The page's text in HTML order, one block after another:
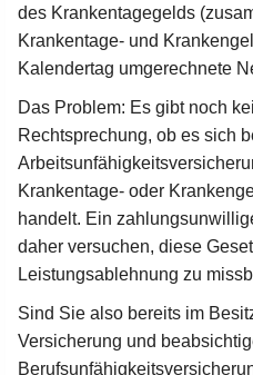
des Krankentagegelds
Krankentage- und
Kalendertag umgerechnete
Das Problem: Es gibt noch
Rechtsprechung, ob es sich
Krankentage- oder
handelt. Ein
daher versuchen, diese
Leistungsablehnung zu
Sind Sie also bereits im
Versicherung und